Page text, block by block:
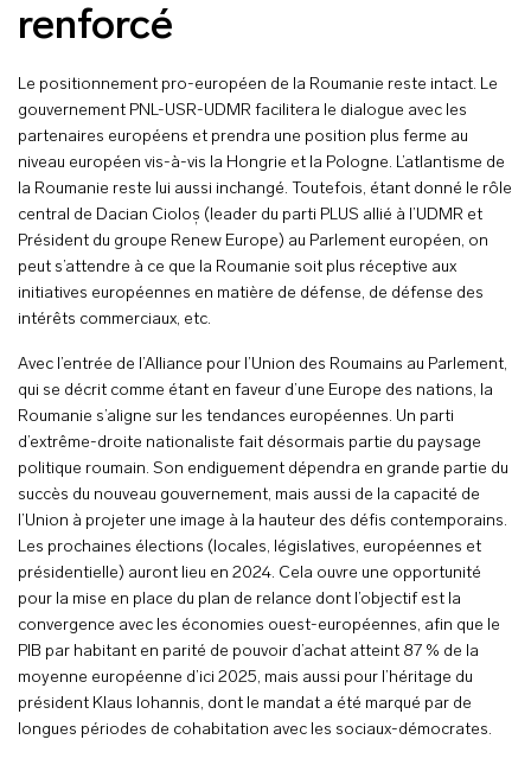
renforcé
Le positionnement pro-européen de la Roumanie reste intact. Le
gouvernement PNL-USR-UDMR facilitera le dialogue avec les
partenaires européens et prendra une position plus ferme au
niveau européen vis-à-vis la Hongrie et la Pologne. L’atlantisme de
la Roumanie reste lui aussi inchangé. Toutefois, étant donné le rôle
central de Dacian Cioloș (leader du parti PLUS allié à l’UDMR et
Président du groupe Renew Europe) au Parlement européen, on
peut s’attendre à ce que la Roumanie soit plus réceptive aux
initiatives européennes en matière de défense, de défense des
intérêts commerciaux, etc.
Avec l’entrée de l’Alliance pour l’Union des Roumains au Parlement,
qui se décrit comme étant en faveur d’une Europe des nations, la
Roumanie s’aligne sur les tendances européennes. Un parti
d’extrême-droite nationaliste fait désormais partie du paysage
politique roumain. Son endiguement dépendra en grande partie du
succès du nouveau gouvernement, mais aussi de la capacité de
l’Union à projeter une image à la hauteur des défis contemporains.
Les prochaines élections (locales, législatives, européennes et
présidentielle) auront lieu en 2024. Cela ouvre une opportunité
pour la mise en place du plan de relance dont l’objectif est la
convergence avec les économies ouest-européennes, afin que le
PIB par habitant en parité de pouvoir d’achat atteint 87 % de la
moyenne européenne d’ici 2025, mais aussi pour l’héritage du
président Klaus Iohannis, dont le mandat a été marqué par de
longues périodes de cohabitation avec les sociaux-démocrates.